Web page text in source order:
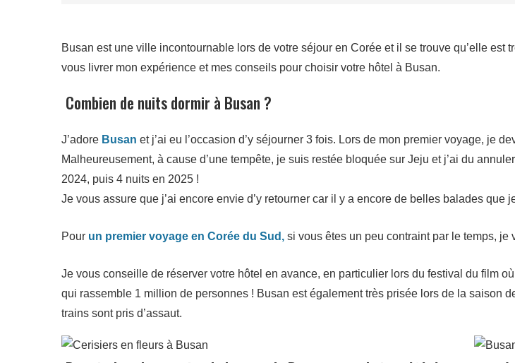
Busan est une ville incontournable lors de votre séjour en Corée et il se trouve qu’elle est
vous livrer mon expérience et mes conseils pour choisir votre hôtel à Busan.
Combien de nuits dormir à Busan ?
J’adore Busan et j’ai eu l’occasion d’y séjourner 3 fois. Lors de mon premier voyage, je
Malheureusement, à cause d’une tempête, je suis restée bloquée sur Jeju et j’ai du
2024, puis 4 nuits en 2025 !
Je vous assure que j’ai encore envie d’y retourner car il y a encore de belles balades que
Pour un premier voyage en Corée du Sud, si vous êtes un peu contraint par le temps, je
Je vous conseille de réserver votre hôtel en avance, en particulier lors du festival du film
qui rassemble 1 million de personnes ! Busan est également très prisée lors de la saison
trains sont pris d’assaut.